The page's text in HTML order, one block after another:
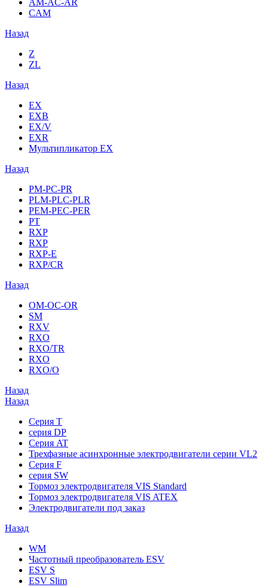
AM-AC-AR
CAM
Назад
Z
ZL
Назад
EX
EXB
EX/V
EXR
Мультипликатор EX
Назад
PM-PC-PR
PLM-PLC-PLR
PEM-PEC-PER
PT
RXP
RXP
RXP-E
RXP/CR
Назад
OM-OC-OR
SM
RXV
RXO
RXO/TR
RXO
RXO/O
Назад
Назад
Серия T
серия DP
Серия AT
Трехфазные асинхронные электродвигатели серии VL2
Серия F
серия SW
Тормоз электродвигателя VIS Standard
Тормоз электродвигателя VIS ATEX
Электродвигатели под заказ
Назад
WM
Частотный преобразователь ESV
ESV S
ESV Slim